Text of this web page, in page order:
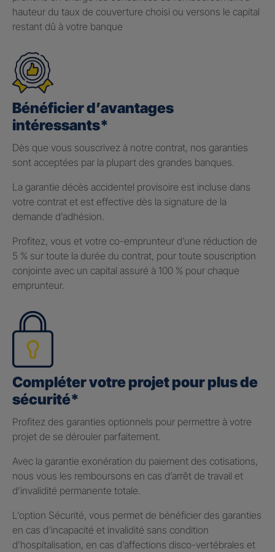
hauteur du taux de couverture choisi ou versons le capital
restant dû à votre banque
Bénéficier d’avantages
intéressants*
Dès que vous souscrivez à notre contrat, nos garanties
sont acceptées par la plupart des grandes banques.
La garantie décès accidentel provisoire est incluse dans
votre contrat et est effective dès la signature de la
demande d’adhésion.
Profitez, vous et votre co-emprunteur d’une réduction de
5 % sur toute la durée du contrat, pour toute souscription
conjointe avec un capital assuré à 100 % pour chaque
emprunteur.
Compléter votre projet pour plus de
sécurité*
Profitez des garanties optionnels pour permettre à votre
projet de se dérouler parfaitement.
Avec la garantie exonération du paiement des cotisations,
nous vous les remboursons en cas d’arrêt de travail et
d’invalidité permanente totale.
L’option Sécurité, vous permet de bénéficier des garanties
en cas d’incapacité et invalidité sans condition
d’hospitalisation, en cas d’affections disco-vertébrales et